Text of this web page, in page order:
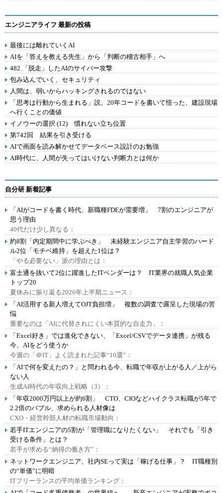
エンジニアライフ 最新の投稿
最後には離れていくAI
AIを「答えを教える先生」から「判断の稽古相手」へ
482.「脱走」したAIのサイバー攻撃
包み込んでいく、セキュリティ
人間は、弱いからハッキングされるのではない
「思考は行動から生まれる」説。20年コードを書いて悟った、建設現場
へ行くことの価値
イノウーの選択 (12) 慣れない立ち位置
第742回 結果を引き受ける
AIで画面を読み解かせてデータベース設計のお勉強
AI時代に、人間が失ってはいけない判断力とは何か
自分研 新着記事
「AIがコードを書く時代、新職種FDEが需要増」 7割のエンジニアが
思う理由
40代だけ少し異なる：
約8割「内定期間中に学ぶべき」 未経験エンジニア自主学習のハード
ル2位「モチベ維持」を超えた1位は？
「やる必要ない」派の理由とは：
富士通を抜いて2位に躍進したITベンダーは？ IT業界の就職人気企業
トップ20
夏休みに振り返る2026年上半期ニュース：
「AI活用する新人増えてOJT負担増」 複数の調査で露呈した現場の苦
悩
重要なのは「AIに代替されにくい本質的な自走力」：
「Excel好き」では進化できない、「Excel/CSVでデータ連携」が残る
今、AIをどう使うか
今週の「＠IT」よく読まれた記事“10選”：
「AIで何を変えたの？」と問われる今、転職で年収が上がる人／上がら
ない人
生成AI時代の年収向上戦略（3）：
「年収2000万円以上が約6割」 CTO、CIOなどハイクラス転職が5年で
2.2倍のバブル、求められる人材像は
CXO・経営幹部人材の転職市場動向：
若手ITエンジニアの5割が「管理職になりたくない」 それでも「引き
受ける条件」とは？
若手が求める“納得の働き方”：
ネットワークエンジニア、社内SEって実は「稼げる仕事」？ IT職種別
の“単価”に明暗
ITフリーランスの平均単価ランキング：